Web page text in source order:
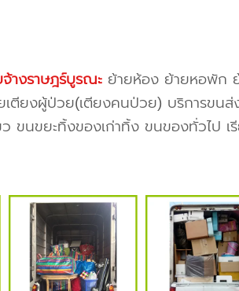
างราษฎร์บูรณะย้ายห้อง ย้ายหอพัก
ตียงผู้ป่วย(เตียงคนป่วย) บริการขนส่
นขยะทิ้งของเก่าทิ้ง ขนของทั่วไป เ